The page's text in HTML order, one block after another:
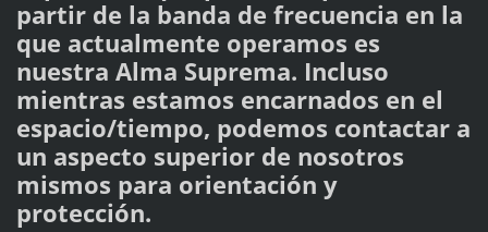
partir de la banda de frecuencia en la
que actualmente operamos es
nuestra Alma Suprema. Incluso
mientras estamos encarnados en el
espacio/tiempo, podemos contactar a
un aspecto superior de nosotros
mismos para orientación y
protección.